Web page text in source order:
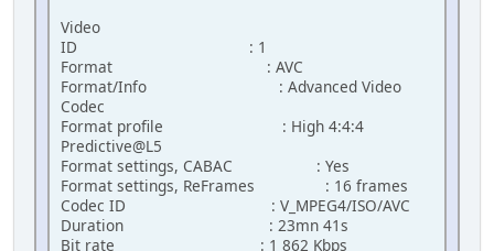
Video
ID : 1
Format : AVC
Format/Info : Advanced Video
Codec
Format profile : High 4:4:4
Predictive@L5
Format settings, CABAC : Yes
Format settings, ReFrames : 16 frames
Codec ID : V_MPEG4/ISO/AVC
Duration : 23mn 41s
Bit rate : 1 862 Kbps